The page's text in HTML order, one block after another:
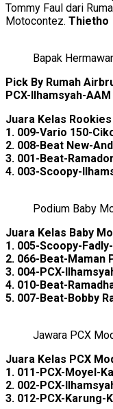
Tommy Faul dari
Motocontez. Thietho
Bapak
Pick By Rumah
PCX-Ilhamsyah-
Juara Kelas
1. 009-Vario 150-
2. 008-Beat New-
3. 001-Beat-
4. 003-Scoopy-
Podium Baby
Juara Kelas Baby
1. 005-Scoopy-
2. 066-Beat-
3. 004-PCX-
4. 010-Beat-
5. 007-Beat-Bobby
Jawara PCX
Juara Kelas PCX
1. 011-PCX-Moyel-
2. 002-PCX-
3. 012-PCX-Karung-